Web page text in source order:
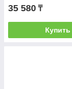
35 580 ₸
Купить